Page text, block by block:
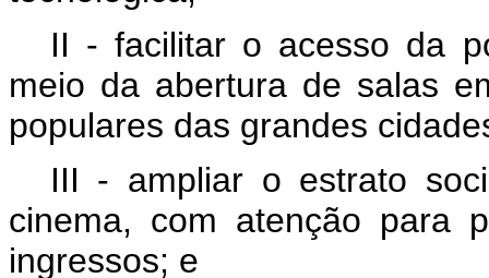
II - facilitar o acesso da
meio da abertura de salas
populares das grandes
III - ampliar o estrato
cinema, com atenção para
ingressos; e